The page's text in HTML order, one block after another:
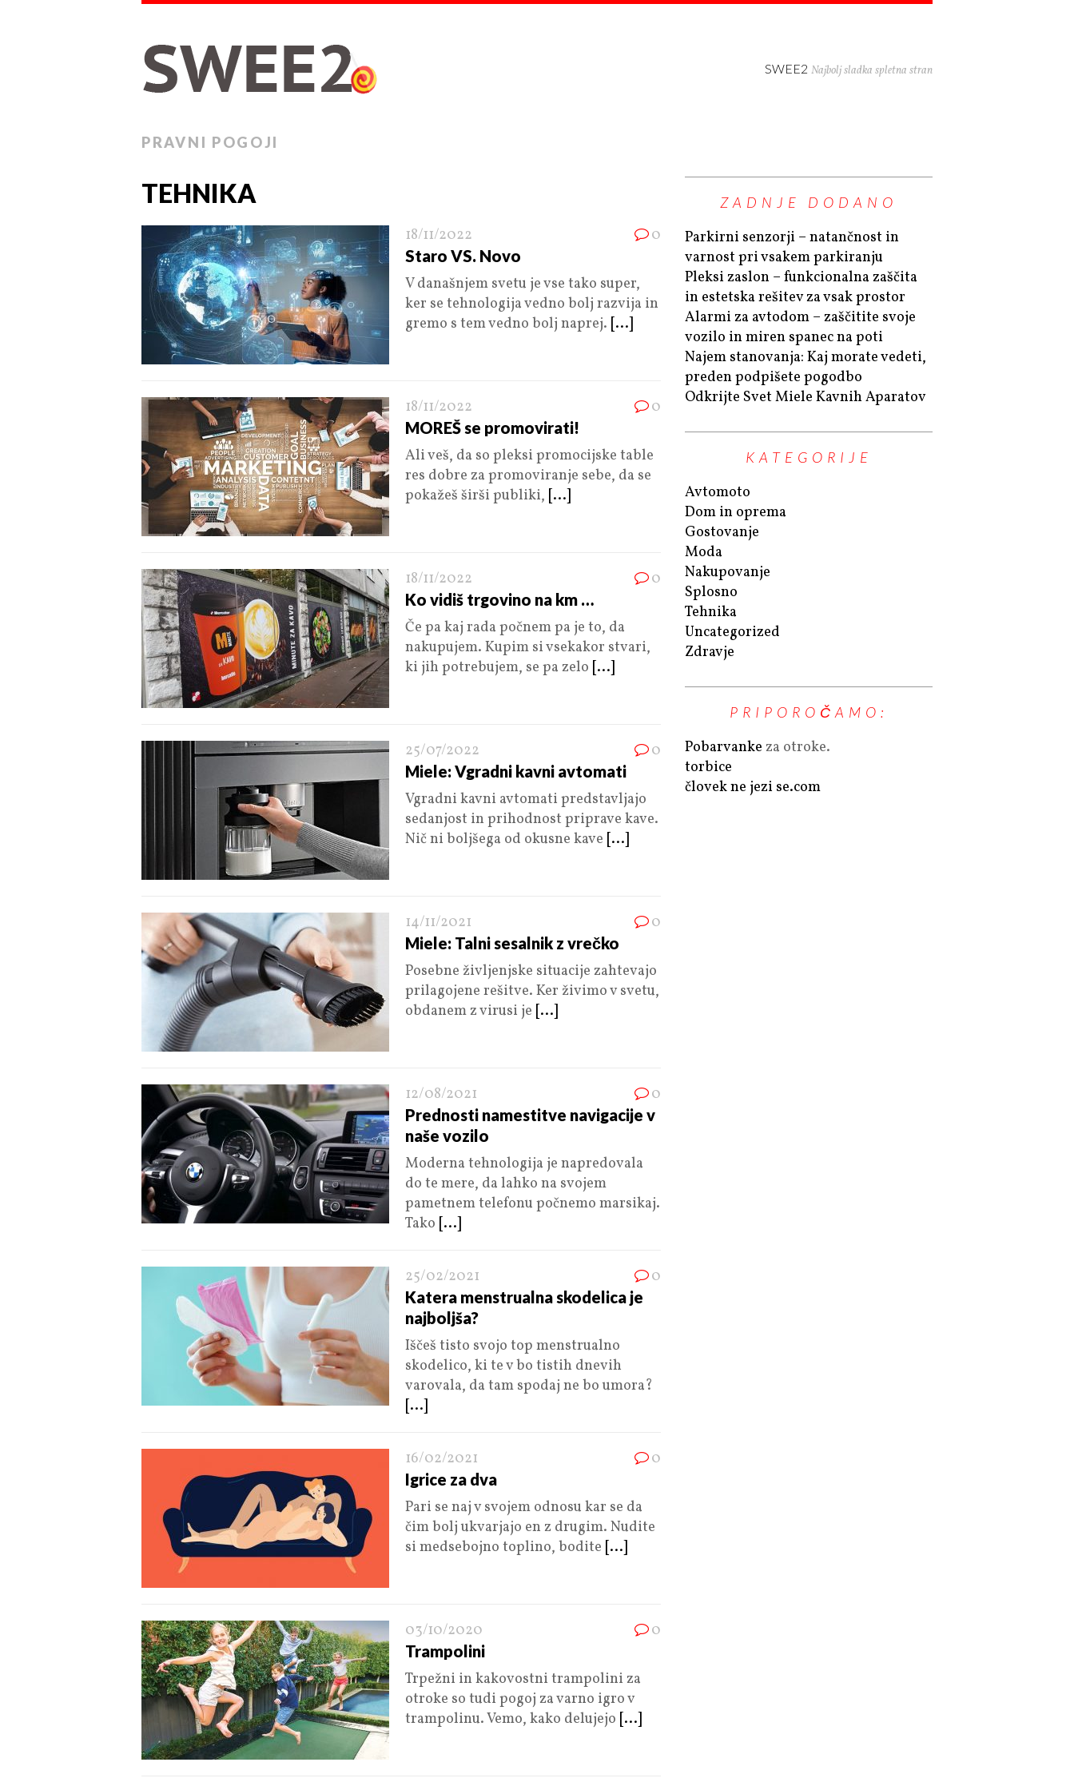
SWEE2 Najbolj sladka spletna stran
PRAVNI POGOJI
TEHNIKA
18/11/2022 0
Staro VS. Novo
V današnjem svetu je vse tako super,
ker se tehnologija vedno bolj razvija in
gremo s tem vedno bolj naprej. [...]
18/11/2022 0
MOREŠ se promovirati!
Ali veš, da so pleksi promocijske table
res dobre za promoviranje sebe, da se
pokažeš širši publiki, [...]
18/11/2022 0
Ko vidiš trgovino na km …
Če pa kaj rada počnem pa je to, da
nakupujem. Kupim si vsekakor stvari,
ki jih potrebujem, se pa zelo [...]
25/07/2022 0
Miele: Vgradni kavni avtomati
Vgradni kavni avtomati predstavljajo
sedanjost in prihodnost priprave kave.
Nič ni boljšega od okusne kave [...]
14/11/2021 0
Miele: Talni sesalnik z vrečko
Posebne življenjske situacije zahtevajo
prilagojene rešitve. Ker živimo v svetu,
obdanem z virusi je [...]
12/08/2021 0
Prednosti namestitve navigacije v
naše vozilo
Moderna tehnologija je napredovala
do te mere, da lahko na svojem
pametnem telefonu počnemo marsikaj.
Tako [...]
25/02/2021 0
Katera menstrualna skodelica je
najboljša?
Iščeš tisto svojo top menstrualno
skodelico, ki te v bo tistih dnevih
varovala, da tam spodaj ne bo umora?
[...]
16/02/2021 0
Igrice za dva
Pari se naj v svojem odnosu kar se da
čim bolj ukvarjajo en z drugim. Nudite
si medsebojno toplino, bodite [...]
03/10/2020 0
Trampolini
Trpežni in kakovostni trampolini za
otroke so tudi pogoj za varno igro v
trampolinu. Vemo, kako delujejo [...]
ZADNJE DODANO
Parkirni senzorji – natančnost in
varnost pri vsakem parkiranju
Pleksi zaslon – funkcionalna zaščita
in estetska rešitev za vsak prostor
Alarmi za avtodom – zaščitite svoje
vozilo in miren spanec na poti
Najem stanovanja: Kaj morate vedeti,
preden podpišete pogodbo
Odkrijte Svet Miele Kavnih Aparatov
KATEGORIJE
Avtomoto
Dom in oprema
Gostovanje
Moda
Nakupovanje
Splosno
Tehnika
Uncategorized
Zdravje
PRIPOROČAMO:
Pobarvanke za otroke.
torbice
človek ne jezi se.com